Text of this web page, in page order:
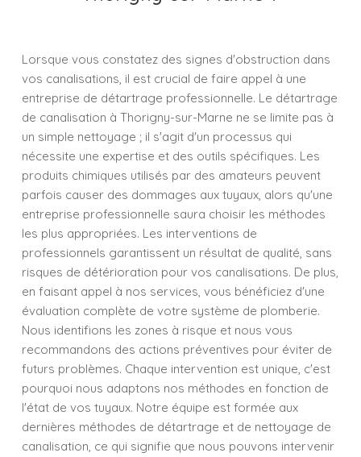
Lorsque vous constatez des signes d'obstruction dans
vos canalisations, il est crucial de faire appel à une
entreprise de détartrage professionnelle. Le détartrage
de canalisation à Thorigny-sur-Marne ne se limite pas à
un simple nettoyage ; il s'agit d'un processus qui
nécessite une expertise et des outils spécifiques. Les
produits chimiques utilisés par des amateurs peuvent
parfois causer des dommages aux tuyaux, alors qu'une
entreprise professionnelle saura choisir les méthodes
les plus appropriées. Les interventions de
professionnels garantissent un résultat de qualité, sans
risques de détérioration pour vos canalisations. De plus,
en faisant appel à nos services, vous bénéficiez d'une
évaluation complète de votre système de plomberie.
Nous identifions les zones à risque et nous vous
recommandons des actions préventives pour éviter de
futurs problèmes. Chaque intervention est unique, c'est
pourquoi nous adaptons nos méthodes en fonction de
l'état de vos tuyaux. Notre équipe est formée aux
dernières méthodes de détartrage et de nettoyage de
canalisation, ce qui signifie que nous pouvons intervenir